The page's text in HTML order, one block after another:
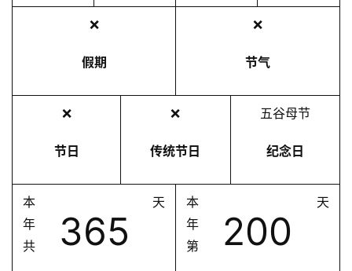
❌
假期
❌
节气
❌
节日
❌
传统节日
五谷母节
纪念日
本
年
共
365
天
本
年
第
200
天